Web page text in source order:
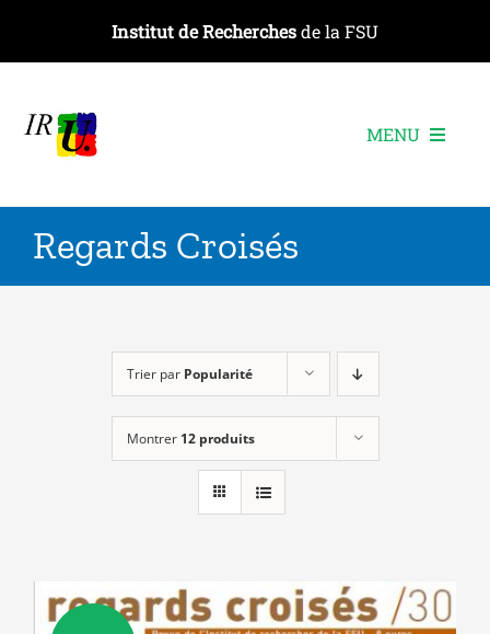
contenu
Institut de Recherchesde la FSU
MENU
Les recherches
Les événements
Regards Croisés
Trier par Popularité
Montrer 12 produits